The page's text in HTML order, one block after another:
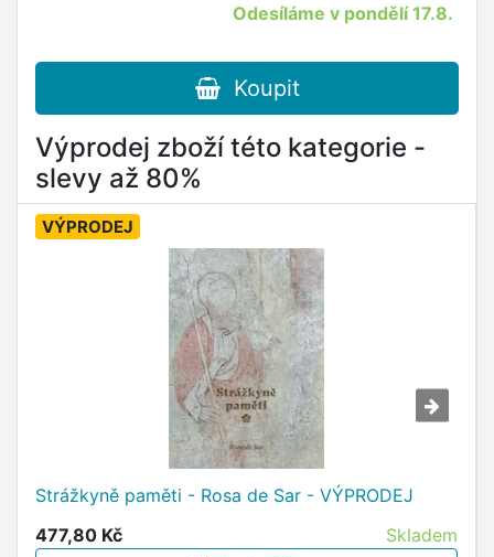
Odesíláme v pondělí 17.8.
Koupit
Výprodej zboží této kategorie -
slevy až 80%
VÝPRODEJ
Strážkyně paměti - Rosa de Sar - VÝPRODEJ
477,80 Kč
Skladem